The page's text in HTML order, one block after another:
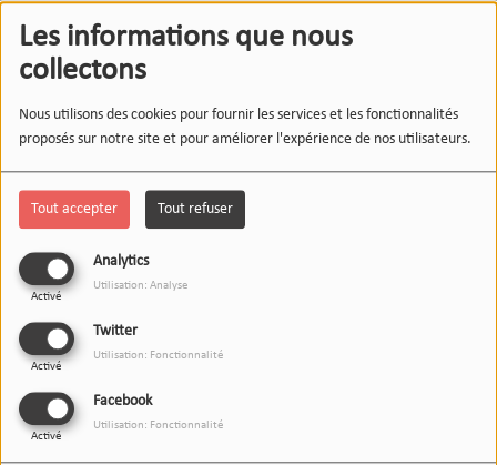
Les informations que nous
collectons
Nous utilisons des cookies pour fournir les services et les fonctionnalités
proposés sur notre site et pour améliorer l'expérience de nos utilisateurs.
Tout accepter Tout refuser
Analytics
Activé
Utilisation: Analyse
Twitter
Activé
Utilisation: Fonctionnalité
Facebook
Activé
Utilisation: Fonctionnalité
Podcasts RSS
L'INSTANT WIPSEE